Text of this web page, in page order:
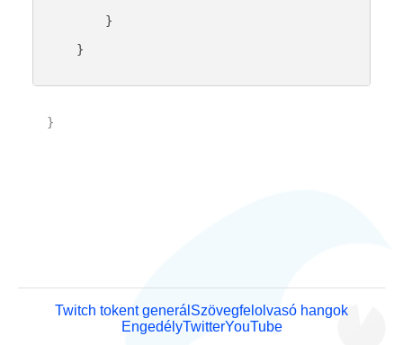
        }
    }
}
Twitch tokent generál Szövegfelolvasó hangok
EngedélyTwitterYouTube